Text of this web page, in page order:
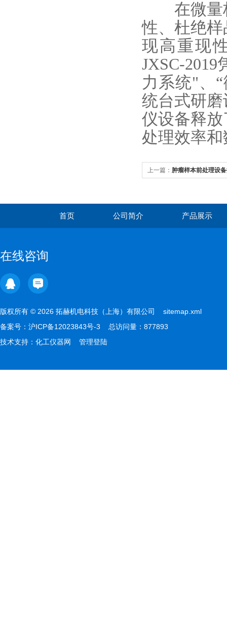
在微量核
性、杜绝
现高重现
JXSC-
力系统"、
统台式研
仪设备释
处理效率
上一篇： 肿瘤样本前处理设
首页 公司简介 产品展示
在线咨询
版权所有 © 2026 拓赫机电科技（上海）有限公司 sitemap.xml
备案号： 沪ICP备12023843号-3 总访问量：877893
技术支持： 化工仪器网 管理登陆